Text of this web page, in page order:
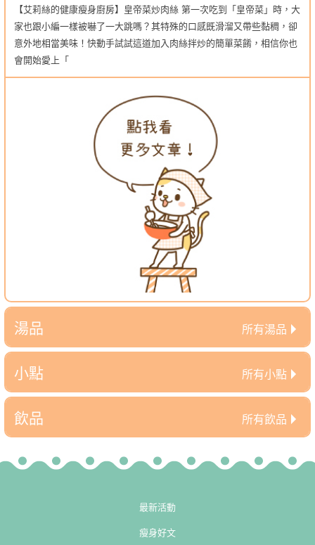
【艾莉絲的健康瘦身廚房】皇帝菜炒肉絲 第一次吃到「皇帝菜」時，大
家也跟小編一樣被嚇了一大跳嗎？其特殊的口感既滑溜又帶些黏稠，卻
意外地相當美味！快動手試試這道加入肉絲拌炒的簡單菜餚，相信你也
會開始愛上「
湯品 所有湯品
小點 所有小點
飲品 所有飲品
最新活動
瘦身好文